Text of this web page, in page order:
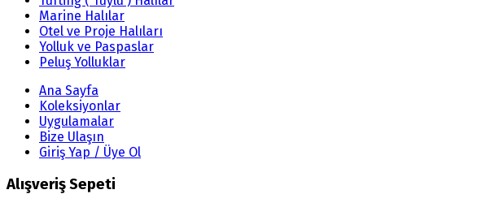
Marine Halılar
Otel ve Proje Halıları
Yolluk ve Paspaslar
Peluş Yolluklar
Ana Sayfa
Koleksiyonlar
Uygulamalar
Bize Ulaşın
Giriş Yap / Üye Ol
Alışveriş Sepeti